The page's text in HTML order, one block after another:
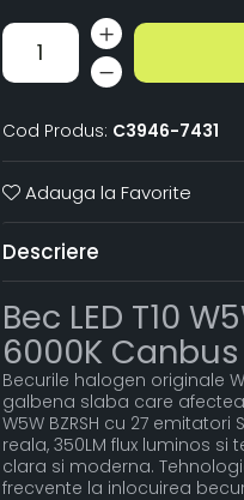
Cod Produs: C3946-7431
Adauga la Favorite
Descriere
Bec LED T10
6000K
Becurile halogen originale
galbena slaba care
W5W BZRSH cu 27
reala, 350LM flux luminos
clara si moderna.
frecvente la inlocuirea